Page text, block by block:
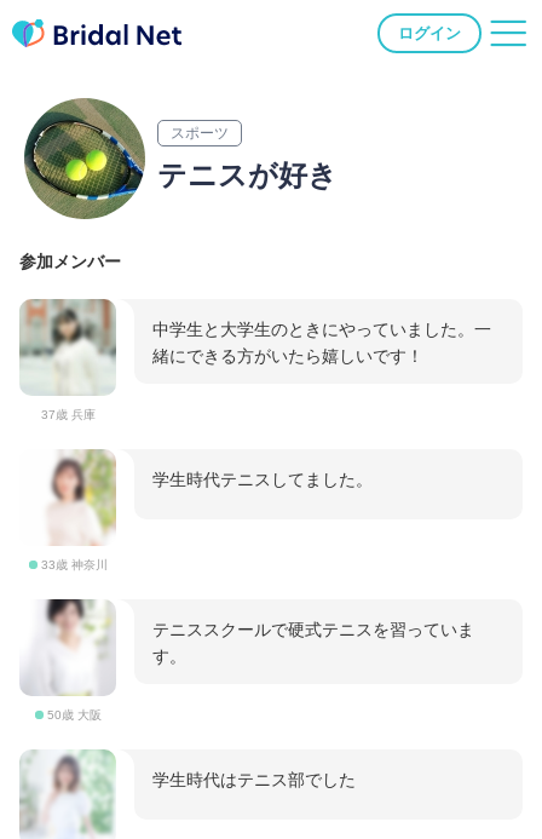
ログイン
スポーツ
テニスが好き
参加メンバー
37歳 兵庫
中学生と大学生のときにやっていました。一
緒にできる方がいたら嬉しいです！
33歳 神奈川
学生時代テニスしてました。
50歳 大阪
テニススクールで硬式テニスを習っていま
す。
学生時代はテニス部でした